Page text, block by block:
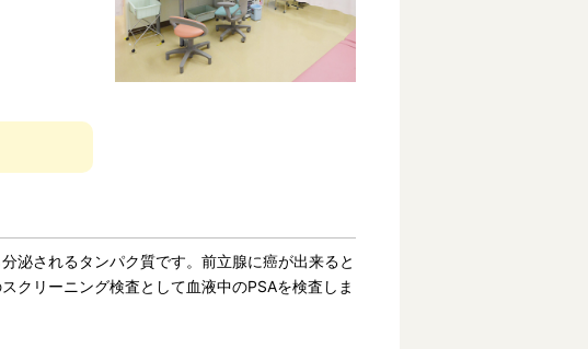
泌されるタンパク質です。前立腺に癌が出来ると
クリーニング検査として血液中のPSAを検査しま